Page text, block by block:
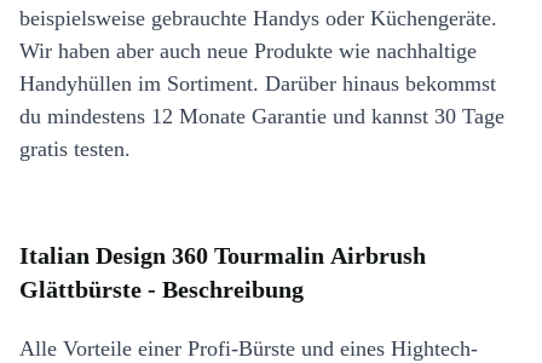
beispielsweise gebrauchte Handys oder Küchengeräte.
Wir haben aber auch neue Produkte wie nachhaltige
Handyhüllen im Sortiment. Darüber hinaus bekommst
du mindestens 12 Monate Garantie und kannst 30 Tage
gratis testen.
Italian Design 360 Tourmalin Airbrush
Glättbürste - Beschreibung
Alle Vorteile einer Profi-Bürste und eines Hightech-